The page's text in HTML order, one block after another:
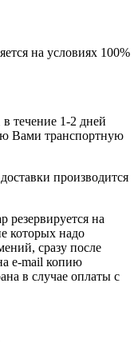
на условиях 100%
течение 1-2 дней
Вами транспортную
производится
резервируется на
которых надо
сразу после
e-mail копию
в случае оплаты с